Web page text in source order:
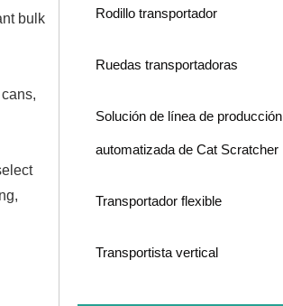
bulk
Rodillo transportador
Ruedas transportadoras
Solución de línea de producción
automatizada de Cat Scratcher
Transportador flexible
Transportista vertical